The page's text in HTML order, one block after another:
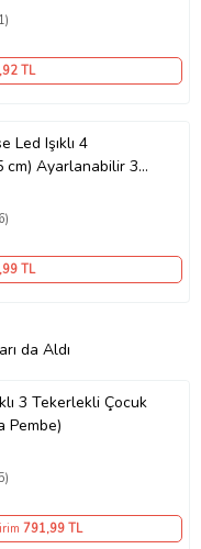
TL
Led Işıklı 4
cm) Ayarlanabilir 3
(Kırmızı)
,99 TL
da Aldı
3 Tekerlekli Çocuk
Pembe)
791,99 TL